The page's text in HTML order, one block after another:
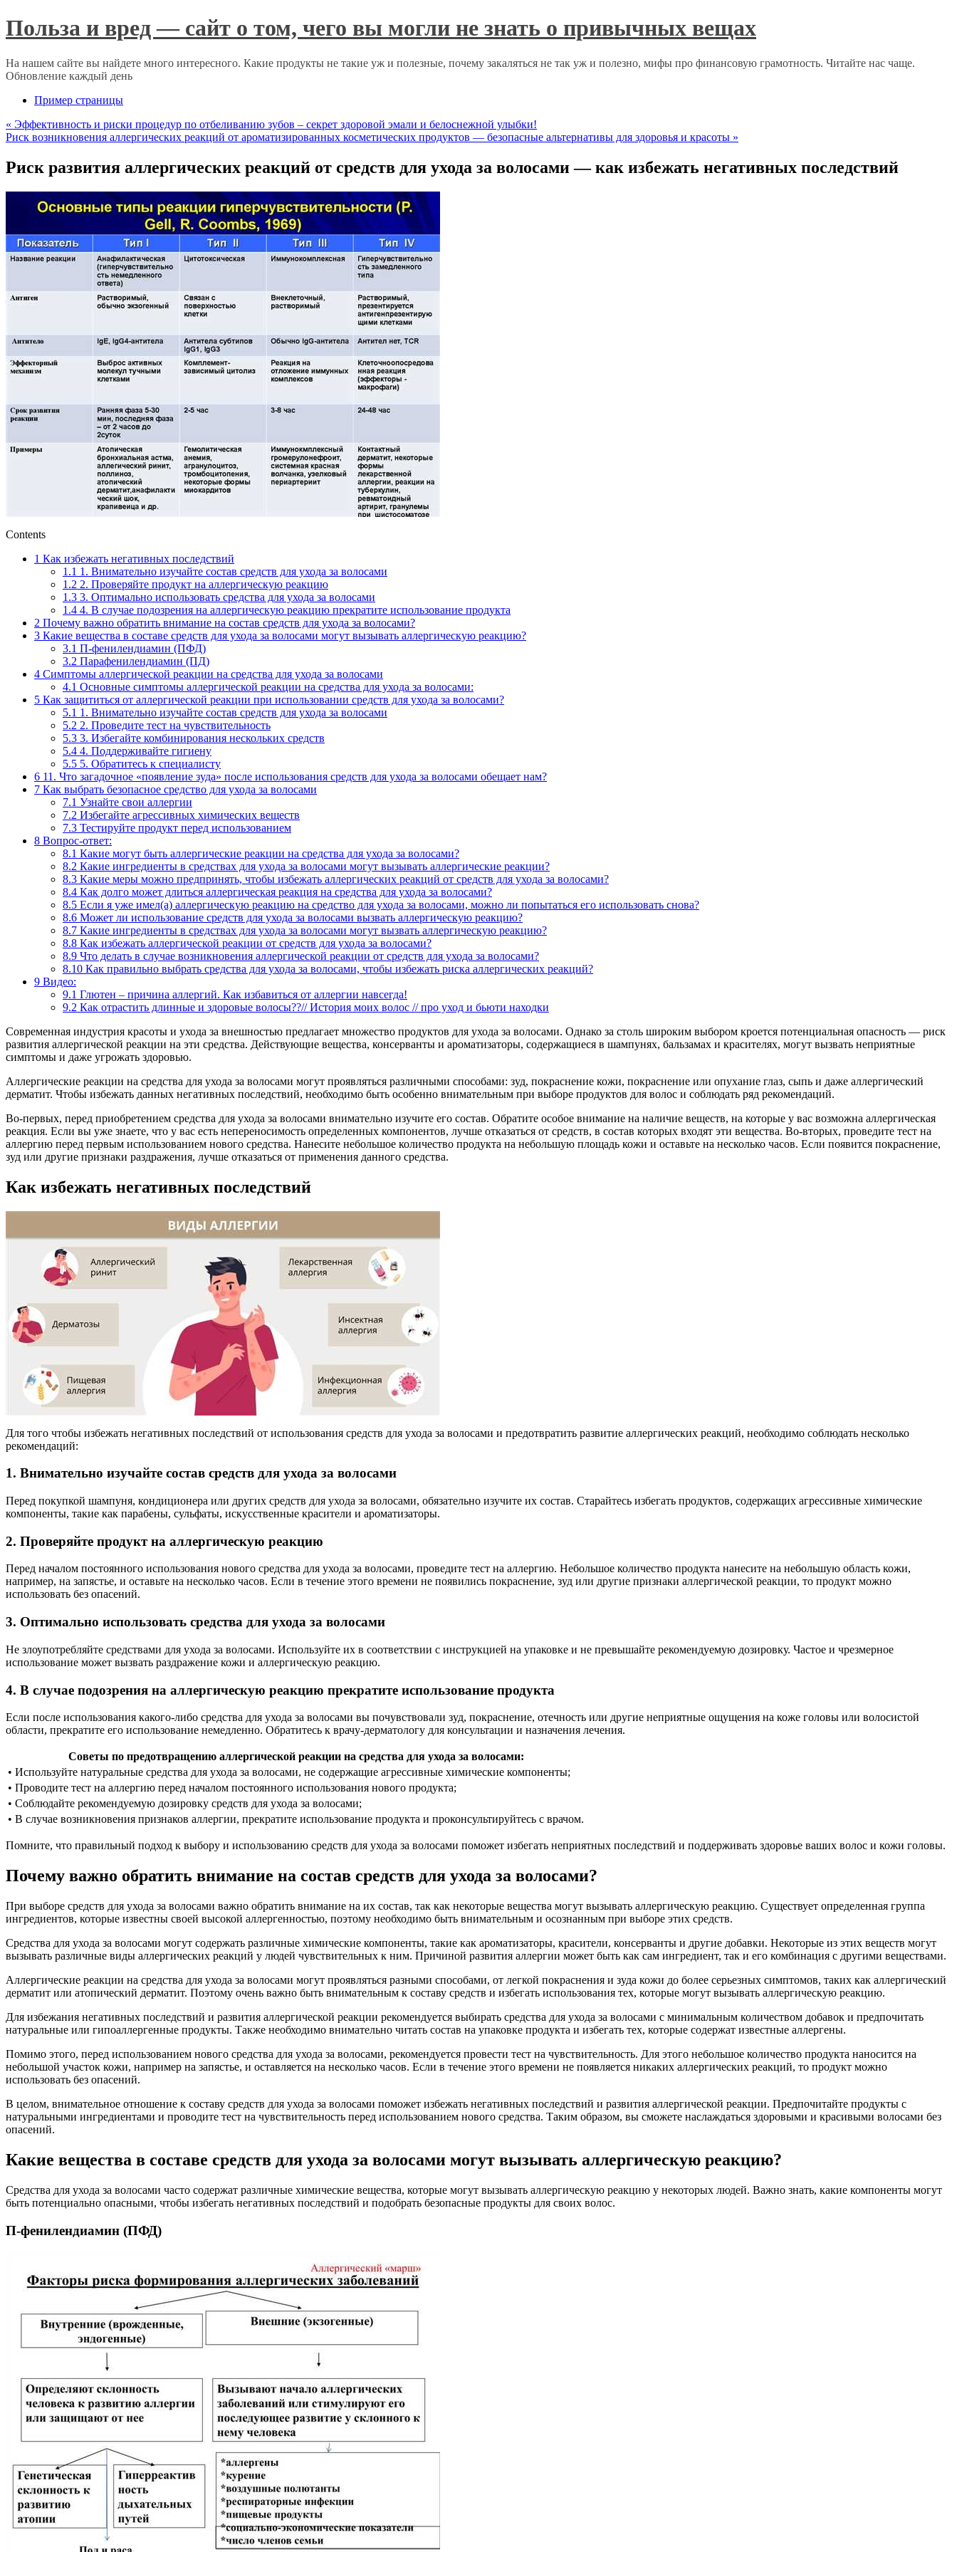
Польза и вред — сайт о том, чего вы могли не знать о привычных вещах
На нашем сайте вы найдете много интересного. Какие продукты не такие уж и полезные, почему закаляться не так уж и полезно, мифы про финансовую грамотность. Читайте нас чаще.
Обновление каждый день
Пример страницы
« Эффективность и риски процедур по отбеливанию зубов – секрет здоровой эмали и белоснежной улыбки!
Риск возникновения аллергических реакций от ароматизированных косметических продуктов — безопасные альтернативы для здоровья и красоты »
Риск развития аллергических реакций от средств для ухода за волосами — как избежать негативных последствий
Contents
1 Как избежать негативных последствий
1.1 1. Внимательно изучайте состав средств для ухода за волосами
1.2 2. Проверяйте продукт на аллергическую реакцию
1.3 3. Оптимально использовать средства для ухода за волосами
1.4 4. В случае подозрения на аллергическую реакцию прекратите использование продукта
2 Почему важно обратить внимание на состав средств для ухода за волосами?
3 Какие вещества в составе средств для ухода за волосами могут вызывать аллергическую реакцию?
3.1 П-фенилендиамин (ПФД)
3.2 Парафенилендиамин (ПД)
4 Симптомы аллергической реакции на средства для ухода за волосами
4.1 Основные симптомы аллергической реакции на средства для ухода за волосами:
5 Как защититься от аллергической реакции при использовании средств для ухода за волосами?
5.1 1. Внимательно изучайте состав средств для ухода за волосами
5.2 2. Проведите тест на чувствительность
5.3 3. Избегайте комбинирования нескольких средств
5.4 4. Поддерживайте гигиену
5.5 5. Обратитесь к специалисту
6 11. Что загадочное «появление зуда» после использования средств для ухода за волосами обещает нам?
7 Как выбрать безопасное средство для ухода за волосами
7.1 Узнайте свои аллергии
7.2 Избегайте агрессивных химических веществ
7.3 Тестируйте продукт перед использованием
8 Вопрос-ответ:
8.1 Какие могут быть аллергические реакции на средства для ухода за волосами?
8.2 Какие ингредиенты в средствах для ухода за волосами могут вызывать аллергические реакции?
8.3 Какие меры можно предпринять, чтобы избежать аллергических реакций от средств для ухода за волосами?
8.4 Как долго может длиться аллергическая реакция на средства для ухода за волосами?
8.5 Если я уже имел(а) аллергическую реакцию на средство для ухода за волосами, можно ли попытаться его использовать снова?
8.6 Может ли использование средств для ухода за волосами вызвать аллергическую реакцию?
8.7 Какие ингредиенты в средствах для ухода за волосами могут вызвать аллергическую реакцию?
8.8 Как избежать аллергической реакции от средств для ухода за волосами?
8.9 Что делать в случае возникновения аллергической реакции от средств для ухода за волосами?
8.10 Как правильно выбрать средства для ухода за волосами, чтобы избежать риска аллергических реакций?
9 Видео:
9.1 Глютен – причина аллергий. Как избавиться от аллергии навсегда!
9.2 Как отрастить длинные и здоровые волосы??// История моих волос // про уход и бьюти находки
Современная индустрия красоты и ухода за внешностью предлагает множество продуктов для ухода за волосами. Однако за столь широким выбором кроется потенциальная опасность — риск
развития аллергической реакции на эти средства. Действующие вещества, консерванты и ароматизаторы, содержащиеся в шампунях, бальзамах и красителях, могут вызвать неприятные
симптомы и даже угрожать здоровью.
Аллергические реакции на средства для ухода за волосами могут проявляться различными способами: зуд, покраснение кожи, покраснение или опухание глаз, сыпь и даже аллергический
дерматит. Чтобы избежать данных негативных последствий, необходимо быть особенно внимательным при выборе продуктов для волос и соблюдать ряд рекомендаций.
Во-первых, перед приобретением средства для ухода за волосами внимательно изучите его состав. Обратите особое внимание на наличие веществ, на которые у вас возможна аллергическая
реакция. Если вы уже знаете, что у вас есть непереносимость определенных компонентов, лучше отказаться от средств, в состав которых входят эти вещества. Во-вторых, проведите тест на
аллергию перед первым использованием нового средства. Нанесите небольшое количество продукта на небольшую площадь кожи и оставьте на несколько часов. Если появится покраснение,
зуд или другие признаки раздражения, лучше отказаться от применения данного средства.
Как избежать негативных последствий
Для того чтобы избежать негативных последствий от использования средств для ухода за волосами и предотвратить развитие аллергических реакций, необходимо соблюдать несколько
рекомендаций:
1. Внимательно изучайте состав средств для ухода за волосами
Перед покупкой шампуня, кондиционера или других средств для ухода за волосами, обязательно изучите их состав. Старайтесь избегать продуктов, содержащих агрессивные химические
компоненты, такие как парабены, сульфаты, искусственные красители и ароматизаторы.
2. Проверяйте продукт на аллергическую реакцию
Перед началом постоянного использования нового средства для ухода за волосами, проведите тест на аллергию. Небольшое количество продукта нанесите на небольшую область кожи,
например, на запястье, и оставьте на несколько часов. Если в течение этого времени не появились покраснение, зуд или другие признаки аллергической реакции, то продукт можно
использовать без опасений.
3. Оптимально использовать средства для ухода за волосами
Не злоупотребляйте средствами для ухода за волосами. Используйте их в соответствии с инструкцией на упаковке и не превышайте рекомендуемую дозировку. Частое и чрезмерное
использование может вызвать раздражение кожи и аллергическую реакцию.
4. В случае подозрения на аллергическую реакцию прекратите использование продукта
Если после использования какого-либо средства для ухода за волосами вы почувствовали зуд, покраснение, отечность или другие неприятные ощущения на коже головы или волосистой
области, прекратите его использование немедленно. Обратитесь к врачу-дерматологу для консультации и назначения лечения.
Советы по предотвращению аллергической реакции на средства для ухода за волосами:
• Используйте натуральные средства для ухода за волосами, не содержащие агрессивные химические компоненты;
• Проводите тест на аллергию перед началом постоянного использования нового продукта;
• Соблюдайте рекомендуемую дозировку средств для ухода за волосами;
• В случае возникновения признаков аллергии, прекратите использование продукта и проконсультируйтесь с врачом.
Помните, что правильный подход к выбору и использованию средств для ухода за волосами поможет избегать неприятных последствий и поддерживать здоровье ваших волос и кожи головы.
Почему важно обратить внимание на состав средств для ухода за волосами?
При выборе средств для ухода за волосами важно обратить внимание на их состав, так как некоторые вещества могут вызывать аллергическую реакцию. Существует определенная группа
ингредиентов, которые известны своей высокой аллергенностью, поэтому необходимо быть внимательным и осознанным при выборе этих средств.
Средства для ухода за волосами могут содержать различные химические компоненты, такие как ароматизаторы, красители, консерванты и другие добавки. Некоторые из этих веществ могут
вызывать различные виды аллергических реакций у людей чувствительных к ним. Причиной развития аллергии может быть как сам ингредиент, так и его комбинация с другими веществами.
Аллергические реакции на средства для ухода за волосами могут проявляться разными способами, от легкой покраснения и зуда кожи до более серьезных симптомов, таких как аллергический
дерматит или атопический дерматит. Поэтому очень важно быть внимательным к составу средств и избегать использования тех, которые могут вызывать аллергическую реакцию.
Для избежания негативных последствий и развития аллергической реакции рекомендуется выбирать средства для ухода за волосами с минимальным количеством добавок и предпочитать
натуральные или гипоаллергенные продукты. Также необходимо внимательно читать состав на упаковке продукта и избегать тех, которые содержат известные аллергены.
Помимо этого, перед использованием нового средства для ухода за волосами, рекомендуется провести тест на чувствительность. Для этого небольшое количество продукта наносится на
небольшой участок кожи, например на запястье, и оставляется на несколько часов. Если в течение этого времени не появляется никаких аллергических реакций, то продукт можно
использовать без опасений.
В целом, внимательное отношение к составу средств для ухода за волосами поможет избежать негативных последствий и развития аллергической реакции. Предпочитайте продукты с
натуральными ингредиентами и проводите тест на чувствительность перед использованием нового средства. Таким образом, вы сможете наслаждаться здоровыми и красивыми волосами без
опасений.
Какие вещества в составе средств для ухода за волосами могут вызывать аллергическую реакцию?
Средства для ухода за волосами часто содержат различные химические вещества, которые могут вызывать аллергическую реакцию у некоторых людей. Важно знать, какие компоненты могут
быть потенциально опасными, чтобы избегать негативных последствий и подобрать безопасные продукты для своих волос.
П-фенилендиамин (ПФД)